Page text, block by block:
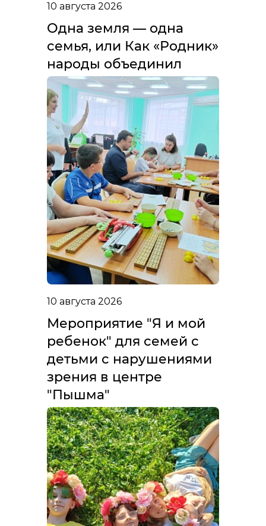
10 августа 2026
Одна земля — одна
семья, или Как «Родник»
народы объединил
10 августа 2026
Мероприятие "Я и мой
ребенок" для семей с
детьми с нарушениями
зрения в центре
"Пышма"